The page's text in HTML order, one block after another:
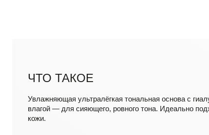
ЧТО ТАКОЕ
Увлажняющая ультралёгкая тональная основа с
влагой — для сияющего, ровного тона. Идеально
кожи.